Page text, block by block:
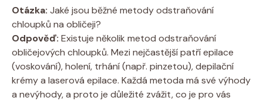
Otázka: Jaké jsou běžné metody odstraňování
chloupků na obličeji?
Odpověď: Existuje několik metod odstraňování
obličejových chloupků. Mezi nejčastější patří epilace
(voskování), holení, trhání (např. pinzetou), depilační
krémy a laserová epilace. Každá metoda má své výhody
a nevýhody, a proto je důležité zvážit, co je pro vás